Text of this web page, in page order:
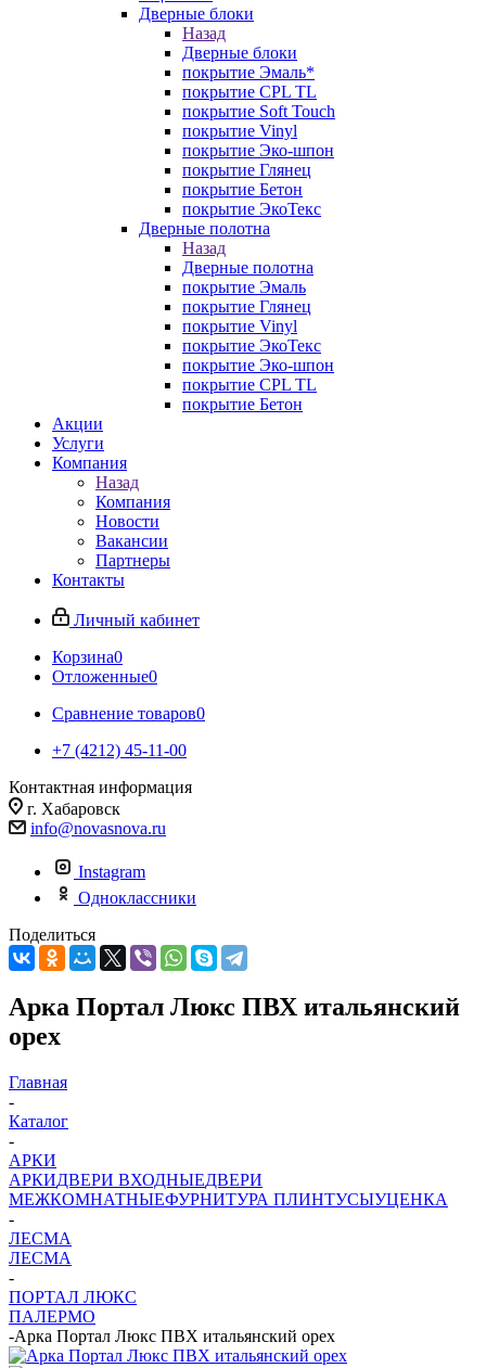
Дверные блоки
Назад
Дверные блоки
покрытие Эмаль*
покрытие CPL TL
покрытие Soft Touch
покрытие Vinyl
покрытие Эко-шпон
покрытие Глянец
покрытие Бетон
покрытие ЭкоТекс
Дверные полотна
Назад
Дверные полотна
покрытие Эмаль
покрытие Глянец
покрытие Vinyl
покрытие ЭкоТекс
покрытие Эко-шпон
покрытие CPL TL
покрытие Бетон
Акции
Услуги
Компания
Назад
Компания
Новости
Вакансии
Партнеры
Контакты
Личный кабинет
Корзина0
Отложенные0
Сравнение товаров0
+7 (4212) 45-11-00
Контактная информация
г. Хабаровск
info@novasnova.ru
Instagram
Одноклассники
Поделиться
Арка Портал Люкс ПВХ итальянский
орех
Главная
-
Каталог
-
АРКИ
АРКИДВЕРИ ВХОДНЫЕДВЕРИ
МЕЖКОМНАТНЫЕФУРНИТУРА ПЛИНТУСЫУЦЕНКА
-
ЛЕСМА
ЛЕСМА
-
ПОРТАЛ ЛЮКС
ПАЛЕРМО
-Арка Портал Люкс ПВХ итальянский орех